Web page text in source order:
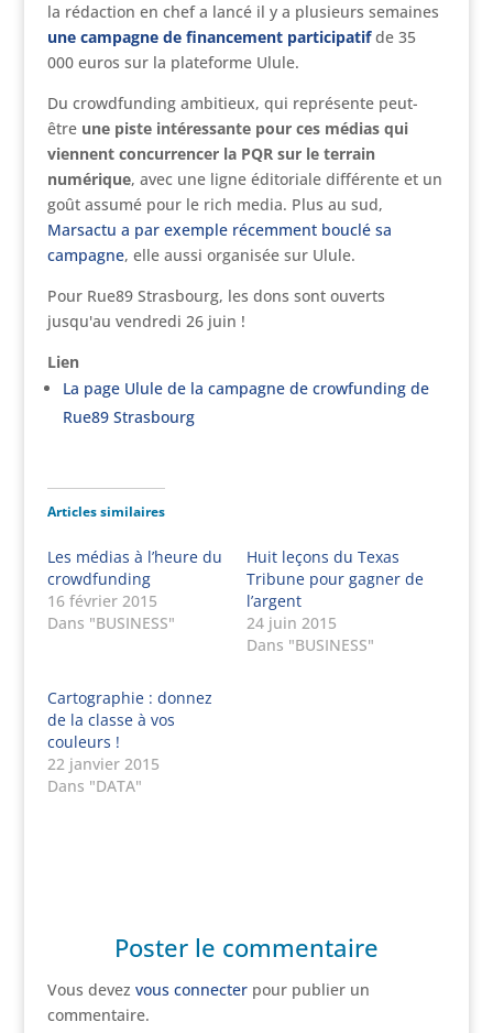
la rédaction en chef a lancé il y a plusieurs semaines
une campagne de financement participatifde 35
000 euros sur la plateforme Ulule.
Du crowdfunding ambitieux, qui représente peut-
être une piste intéressante pour ces médias qui
viennent concurrencer la PQR sur le terrain
numérique, avec une ligne éditoriale différente et un
goût assumé pour le rich media. Plus au sud,
Marsactu a par exemple récemment bouclé sa
campagne, elle aussi organisée sur Ulule.
Pour Rue89 Strasbourg, les dons sont ouverts
jusqu'au vendredi 26 juin !
Lien
La page Ulule de la campagne de crowfunding de
Rue89 Strasbourg
Articles similaires
Les médias à l’heure du
crowdfunding
16 février 2015
Dans "BUSINESS"
Huit leçons du Texas
Tribune pour gagner de
l’argent
24 juin 2015
Dans "BUSINESS"
Cartographie : donnez
de la classe à vos
couleurs !
22 janvier 2015
Dans "DATA"
Poster le commentaire
Vous devez vous connecterpour publier un
commentaire.